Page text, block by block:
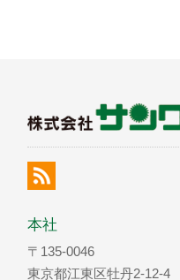
本社
〒135-0046
東京都江東区牡丹2-12-4